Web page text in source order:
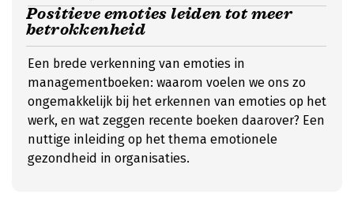
Positieve emoties leiden tot meer
betrokkenheid
Een brede verkenning van emoties in
managementboeken: waarom voelen we ons zo
ongemakkelijk bij het erkennen van emoties op het
werk, en wat zeggen recente boeken daarover? Een
nuttige inleiding op het thema emotionele
gezondheid in organisaties.